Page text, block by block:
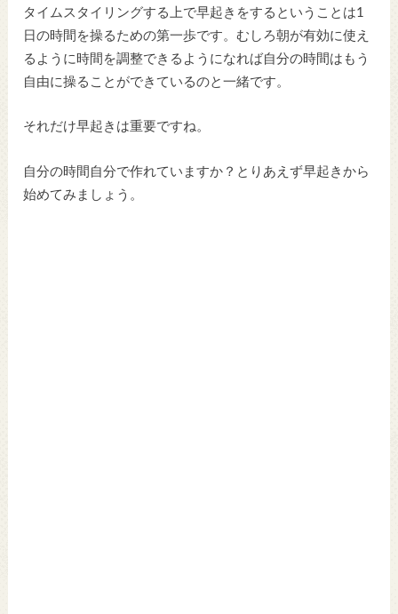
タイムスタイリングする上で早起きをするということは1
日の時間を操るための第一歩です。むしろ朝が有効に使え
るように時間を調整できるようになれば自分の時間はもう
自由に操ることができているのと一緒です。
それだけ早起きは重要ですね。
自分の時間自分で作れていますか？とりあえず早起きから
始めてみましょう。